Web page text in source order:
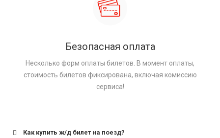
Безопасная оплата
Несколько форм оплаты билетов. В момент оплаты,
стоимость билетов фиксирована, включая комиссию
сервиса!
Как купить ж/д билет на поезд?